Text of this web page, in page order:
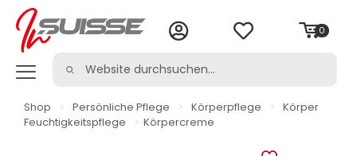
0
Shop > Persönliche Pflege > Körperpflege >
Körper
Feuchtigkeitspflege
> Körpercreme